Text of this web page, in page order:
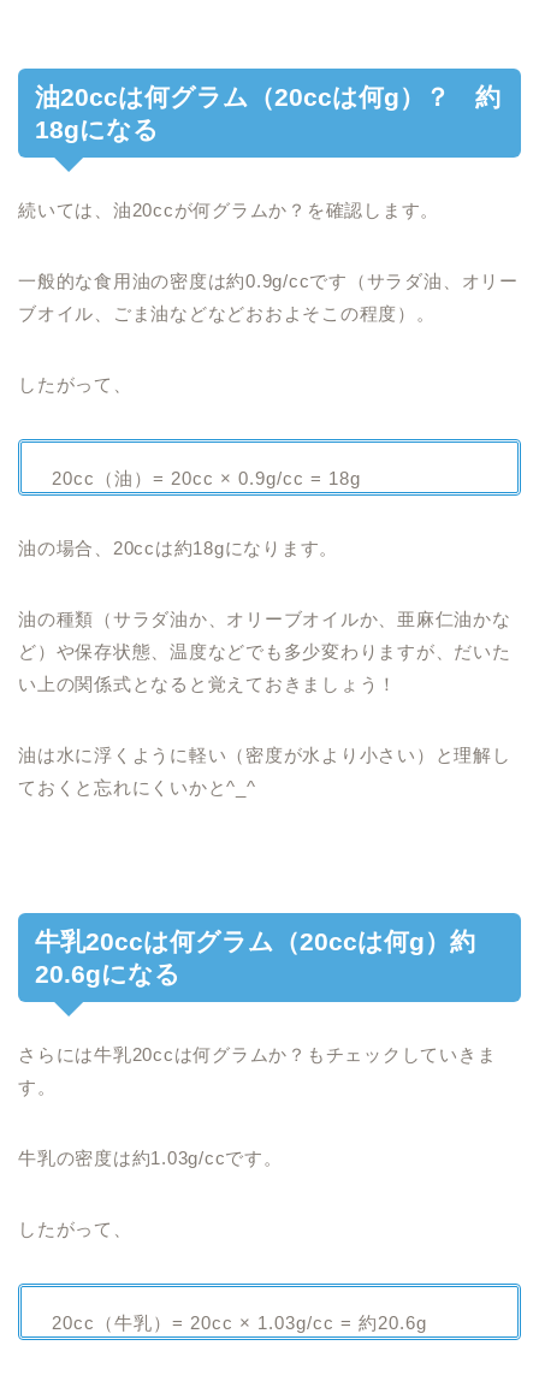
油20ccは何グラム（20ccは何g）？ 約
18gになる
続いては、油20ccが何グラムか？を確認します。
一般的な食用油の密度は約0.9g/ccです（サラダ油、オリー
ブオイル、ごま油などなどおおよそこの程度）。
したがって、
20cc（油）= 20cc × 0.9g/cc = 18g
油の場合、20ccは約18gになります。
油の種類（サラダ油か、オリーブオイルか、亜麻仁油かな
ど）や保存状態、温度などでも多少変わりますが、だいた
い上の関係式となると覚えておきましょう！
油は水に浮くように軽い（密度が水より小さい）と理解し
ておくと忘れにくいかと^_^
牛乳20ccは何グラム（20ccは何g）約
20.6gになる
さらには牛乳20ccは何グラムか？もチェックしていきま
す。
牛乳の密度は約1.03g/ccです。
したがって、
20cc（牛乳）= 20cc × 1.03g/cc = 約20.6g